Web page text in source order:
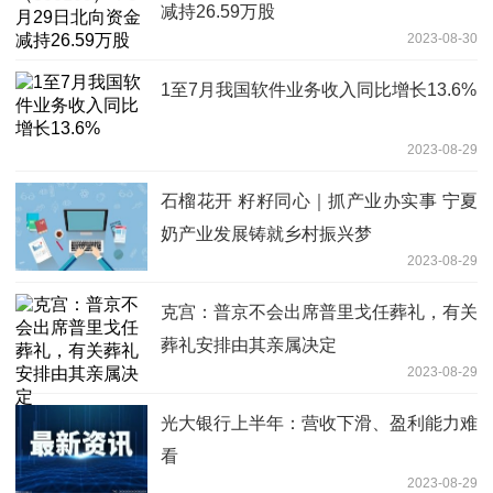
减持26.59万股
2023-08-30
1至7月我国软件业务收入同比增长13.6%
2023-08-29
石榴花开 籽籽同心｜抓产业办实事 宁夏
奶产业发展铸就乡村振兴梦
2023-08-29
克宫：普京不会出席普里戈任葬礼，有关
葬礼安排由其亲属决定
2023-08-29
光大银行上半年：营收下滑、盈利能力难
看
2023-08-29